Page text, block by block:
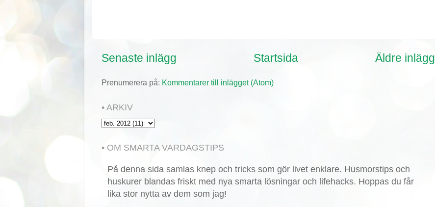
Senaste inlägg Äldre inlägg
Startsida
Prenumerera på: Kommentarer till inlägget (Atom)
• ARKIV
• OM SMARTA VARDAGSTIPS
På denna sida samlas knep och tricks som gör livet enklare. Husmorstips och
huskurer blandas friskt med nya smarta lösningar och lifehacks. Hoppas du får
lika stor nytta av dem som jag!